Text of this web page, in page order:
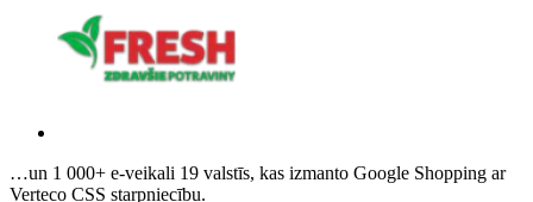
…un 1 000+ e-veikali 19 valstīs, kas izmanto Google Shopping ar
Verteco CSS starpniecību.